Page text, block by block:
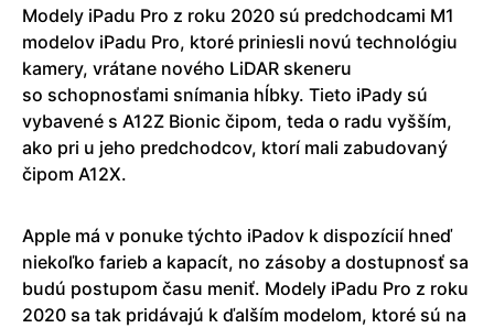
Modely iPadu Pro z roku 2020 sú predchodcami M1
modelov iPadu Pro, ktoré priniesli novú technológiu
kamery, vrátane nového LiDAR skeneru
so schopnosťami snímania hĺbky. Tieto iPady sú
vybavené s A12Z Bionic čipom, teda o radu vyšším,
ako pri u jeho predchodcov, ktorí mali zabudovaný
čipom A12X.
Apple má v ponuke týchto iPadov k dispozícií hneď
niekoľko farieb a kapacít, no zásoby a dostupnosť sa
budú postupom času meniť. Modely iPadu Pro z roku
2020 sa tak pridávajú k ďalším modelom, ktoré sú na